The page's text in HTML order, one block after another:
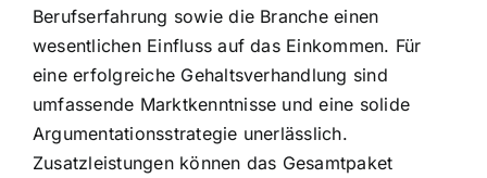
Berufserfahrung sowie die Branche einen
wesentlichen Einfluss auf das Einkommen. Für
eine erfolgreiche Gehaltsverhandlung sind
umfassende Marktkenntnisse und eine solide
Argumentationsstrategie unerlässlich.
Zusatzleistungen können das Gesamtpaket